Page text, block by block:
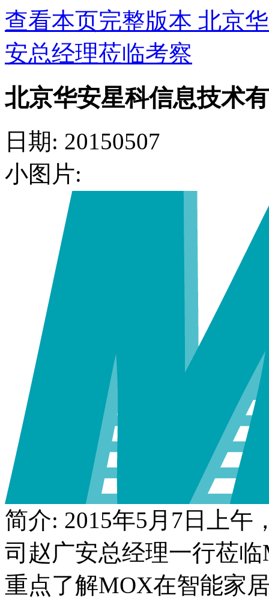
查看本页完整版本 北京
安总经理莅临考察
北京华安星科信息技术
日期: 20150507
小图片:
简介: 2015年5月7日上午
司赵广安总经理一行莅
重点了解MOX在智能家